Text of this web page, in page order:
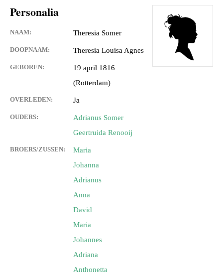
Personalia
NAAM: Theresia Somer
DOOPNAAM: Theresia Louisa Agnes
GEBOREN:
19 april 1816
(Rotterdam)
OVERLEDEN: Ja
OUDERS:
Adrianus Somer
Geertruida Renooij
BROERS/ZUSSEN:
Maria
Johanna
Adrianus
Anna
David
Maria
Johannes
Adriana
Anthonetta